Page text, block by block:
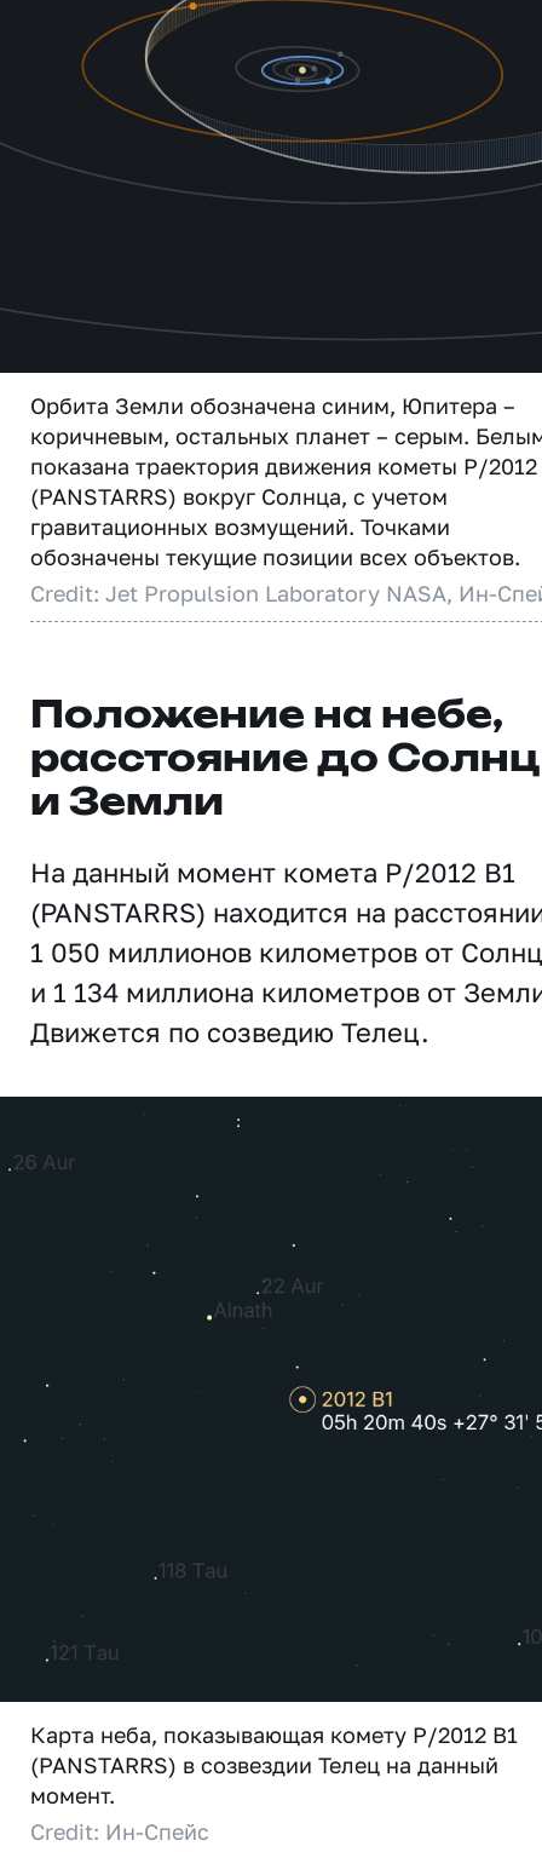
Орбита Земли обозначена синим, Юпитера –
коричневым, остальных планет – серым.
показана траектория движения кометы P/2012
(PANSTARRS) вокруг Солнца, с учетом
гравитационных возмущений. Точками
обозначены текущие позиции всех объектов.
Credit: Jet Propulsion Laboratory NASA, Ин-
Положение на небе,
расстояние до
и Земли
На данный момент комета P/2012 B1
(PANSTARRS) находится на
1 050 миллионов километров от
и 1 134 миллиона километров от
Движется по созведию Телец.
Карта неба, показывающая комету P/2012 B1
(PANSTARRS) в созвездии Телец на данный
момент.
Credit: Ин-Спейс